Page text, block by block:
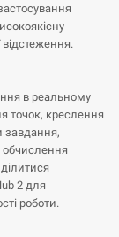
в реальному
точок, креслення
завдання,
обчислення
2 для
роботи.